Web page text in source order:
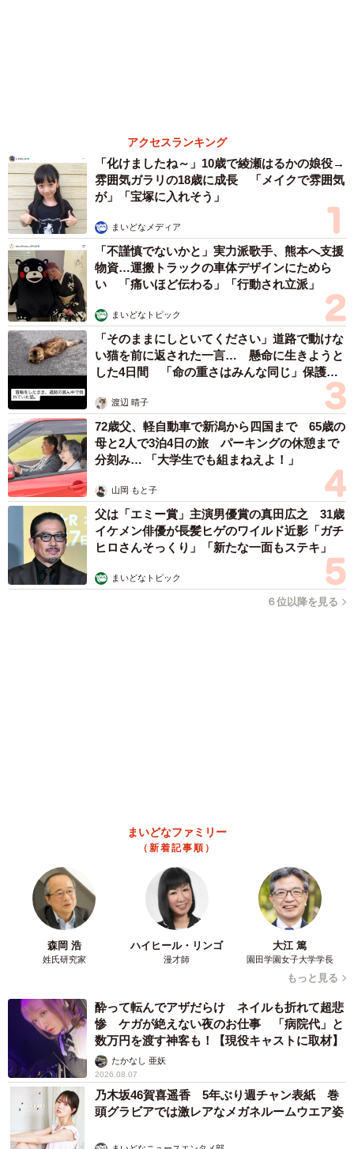
酔って転んでアザだらけ ネイルも折れて超悲
惨 ケガが絶えない夜のお仕事 「病院代」と
数万円を渡す神客も！【現役キャストに取材】
たかなし 亜妖
2026.08.07
乃木坂46賀喜遥香 5年ぶり週チャン表紙 巻
頭グラビアでは激レアなメガネルームウエア姿
まいどなニュースエンタメ部
2026.08.07
3児の母 43歳女優の肩見せコーデでファンざ
わざわ 「色っぽすぎて思わず二度見」「むっ
かしからずっと可愛い」
まいどなトピック
2026.08.07
あのちゃん、雨の日のショーパン姿に「雨が似合う」「脚めっ
ちゃきれい！」「水も滴る良いアーティスト」 幻想的な近影
2026.08.07
ラストライブ控えるT-BOLAN森友嵐士 にし
たん社長がTikTok内で独占インタビュー
まいどなニュース
「男の子のママっぽいよね」ってどういう意
味？ 女系家族で育った母 いつもスカートと
ワンピースしか着ないし、ヒールも好き どの
2026.08.07
2歳半の長男と生後2カ月の次男の母 母子手帳
2冊をイラストでいっぱいに 見る人を楽しま
せる家族ストーリーに「かわいすぎる！」
山岡 もと子
2026.08.07
日に手作りトートバッグ 完成まで1年 淡い